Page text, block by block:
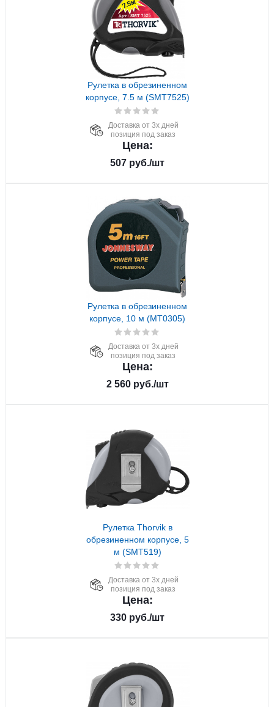
Рулетка в обрезиненном
корпусе, 7.5 м (SMT7525)
Доставка от 3х дней
позиция под заказ
Цена:
507 руб./шт
Рулетка в обрезиненном
корпусе, 10 м (MT0305)
Доставка от 3х дней
позиция под заказ
Цена:
2 560руб./шт
Рулетка Thorvik в
обрезиненном корпусе, 5
м (SMT519)
Доставка от 3х дней
позиция под заказ
Цена:
330 руб./шт